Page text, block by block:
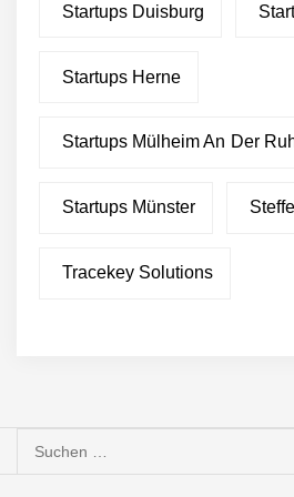
Startups Duisburg
Startups Herne
Startups Mülheim An Der
Startups Münster
Tracekey Solutions
Fusion und
“Was gibt’s
einer 10-
Suchen